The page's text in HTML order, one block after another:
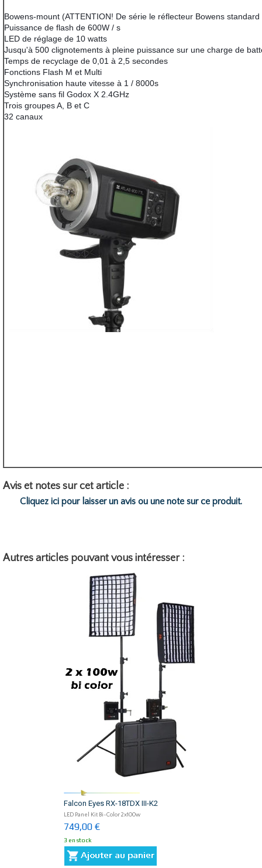
Bowens-mount (ATTENTION! De série le réflecteur Bowens
Puissance de flash de 600W / s
LED de réglage de 10 watts
Jusqu'à 500 clignotements à pleine puissance sur une charge de
Temps de recyclage de 0,01 à 2,5 secondes
Fonctions Flash M et Multi
Synchronisation haute vitesse à 1 / 8000s
Système sans fil Godox X 2.4GHz
Trois groupes A, B et C
32 canaux
Avis et notes sur cet article :
Cliquez ici pour laisser un avis ou une note sur ce produit.
Autres articles pouvant vous intéresser :
Falcon Eyes RX-18TDX III-K2
LED Panel Kit Bi-Color 2x100w
749,00 €
3 en stock